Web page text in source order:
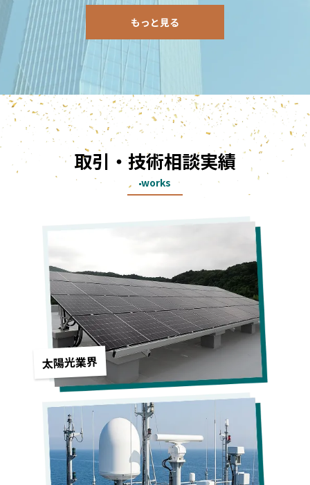
もっと見る
取引・技術相談実績
works
太陽光業界